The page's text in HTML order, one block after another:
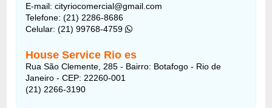
E-mail: cityriocomercial@gmail.com
Telefone: (21) 2286-8686
Celular: (21) 99768-4759
House Service Rio es
Rua São Clemente, 285 - Bairro: Botafogo - Rio de
Janeiro - CEP: 22260-001
(21) 2266-3190